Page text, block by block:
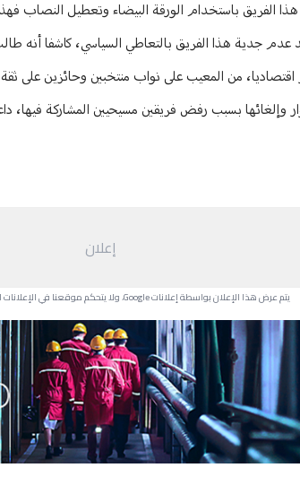
هذا الفريق باستخدام الورقة البيضاء وتعطيل النصاب
جدية هذا الفريق بالتعاطي السياسي، كاشفا أنه
من المعيب على نواب منتخبين وحائزين على
بسبب رفض فريقين مسيحيين المشاركة فيها،
إعلان
يتم عرض هذا الإعلان بواسطة إعلانات Google، ولا يتحكم موقعنا في الإعلانات التي تظهر لكل مستخدم.